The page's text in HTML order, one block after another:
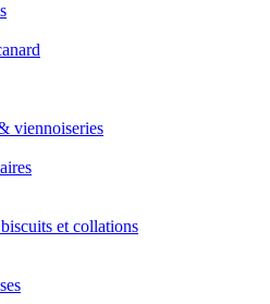
viennoiseries
et collations